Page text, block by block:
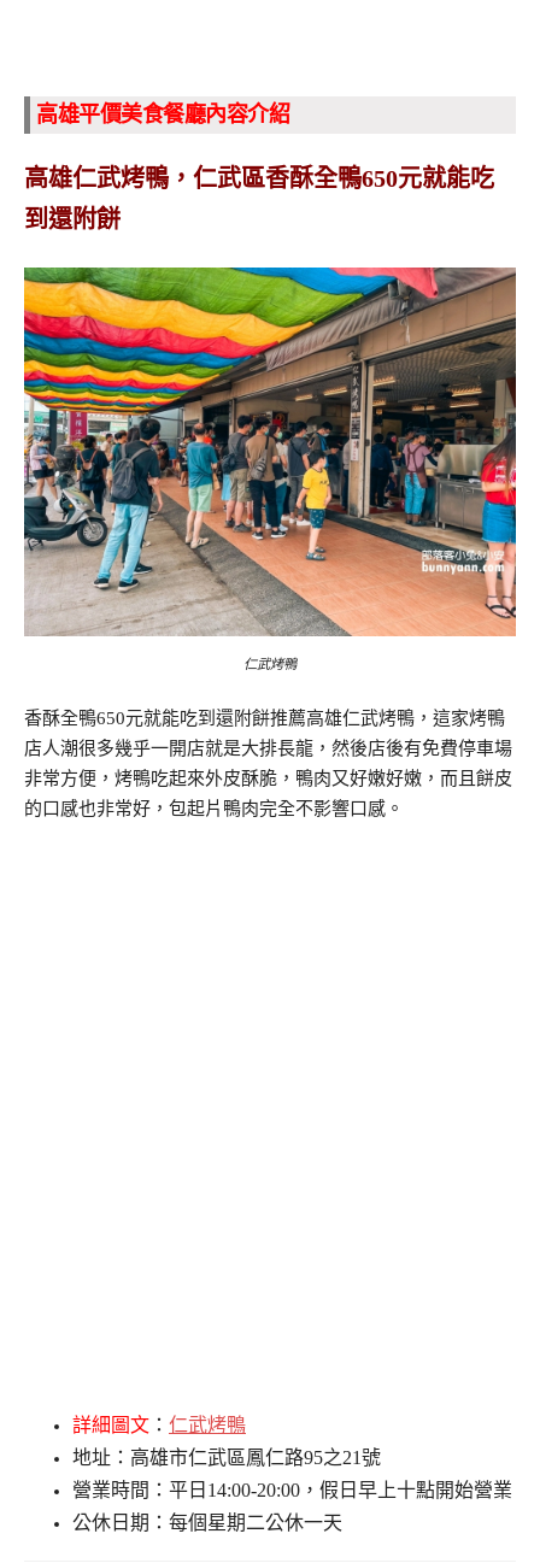
高雄平價美食餐廳內容介紹
高雄仁武烤鴨，仁武區香酥全鴨650元就能吃
到還附餅
仁武烤鴨
香酥全鴨650元就能吃到還附餅推薦高雄仁武烤鴨，這家烤鴨
店人潮很多幾乎一開店就是大排長龍，然後店後有免費停車場
非常方便，烤鴨吃起來外皮酥脆，鴨肉又好嫩好嫩，而且餅皮
的口感也非常好，包起片鴨肉完全不影響口感。
詳細圖文 ： 仁武烤鴨
地址：高雄市仁武區鳳仁路95之21號
營業時間：平日14:00-20:00，假日早上十點開始營業
公休日期：每個星期二公休一天